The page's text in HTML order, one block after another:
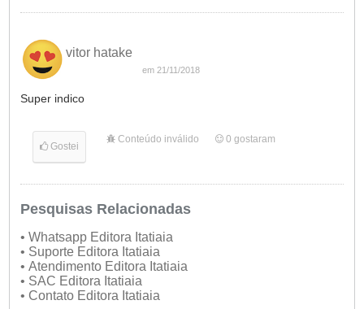
vitor hatake
em 21/11/2018
Super indico
Gostei
Conteúdo inválido 0 gostaram
Pesquisas Relacionadas
• Whatsapp Editora Itatiaia
• Suporte Editora Itatiaia
• Atendimento Editora Itatiaia
• SAC Editora Itatiaia
• Contato Editora Itatiaia